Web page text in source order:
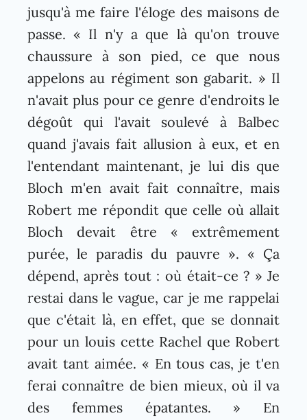
jusqu'à me faire l'éloge des maisons de
passe. « Il n'y a que là qu'on trouve
chaussure à son pied, ce que nous
appelons au régiment son gabarit. » Il
n'avait plus pour ce genre d'endroits le
dégoût qui l'avait soulevé à Balbec
quand j'avais fait allusion à eux, et en
l'entendant maintenant, je lui dis que
Bloch m'en avait fait connaître, mais
Robert me répondit que celle où allait
Bloch devait être « extrêmement
purée, le paradis du pauvre ». « Ça
dépend, après tout : où était-ce ? » Je
restai dans le vague, car je me rappelai
que c'était là, en effet, que se donnait
pour un louis cette Rachel que Robert
avait tant aimée. « En tous cas, je t'en
ferai connaître de bien mieux, où il va
des femmes épatantes. » En